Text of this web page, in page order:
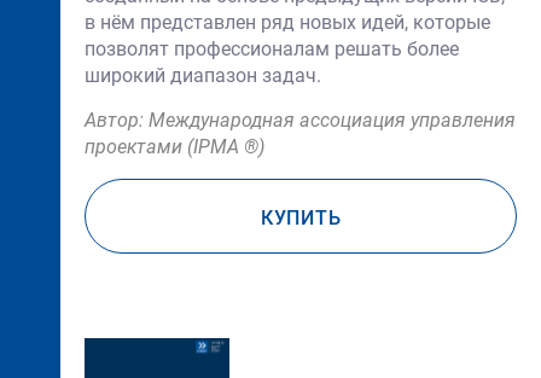
в нём представлен ряд новых идей, которые
позволят профессионалам решать более
широкий диапазон задач.
Автор: Международная ассоциация управления
проектами (IPMA ®)
КУПИТЬ